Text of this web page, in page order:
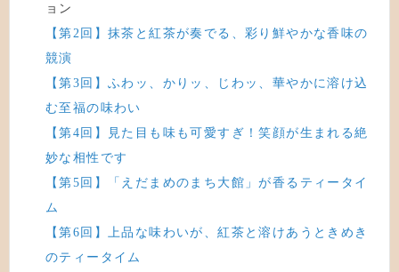
ョン
【第2回】抹茶と紅茶が奏でる、彩り鮮やかな香味の
競演
【第3回】ふわッ、かりッ、じわッ、華やかに溶け込
む至福の味わい
【第4回】見た目も味も可愛すぎ！笑顔が生まれる絶
妙な相性です
【第5回】「えだまめのまち大館」が香るティータイ
ム
【第6回】上品な味わいが、紅茶と溶けあうときめき
のティータイム